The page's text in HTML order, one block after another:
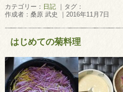
カテゴリー： 日記 ｜タグ：
作成者：桑原 武史 ｜2016年11月7日
はじめての菊料理